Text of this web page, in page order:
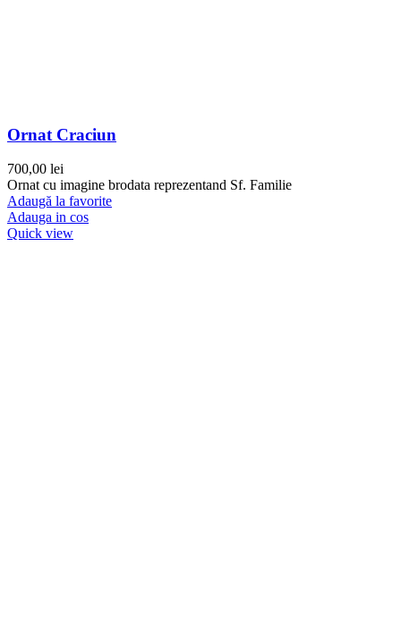
Ornat Craciun
700,00 lei
Ornat cu imagine brodata reprezentand Sf. Familie
Adaugă la favorite
Adauga in cos
Quick view